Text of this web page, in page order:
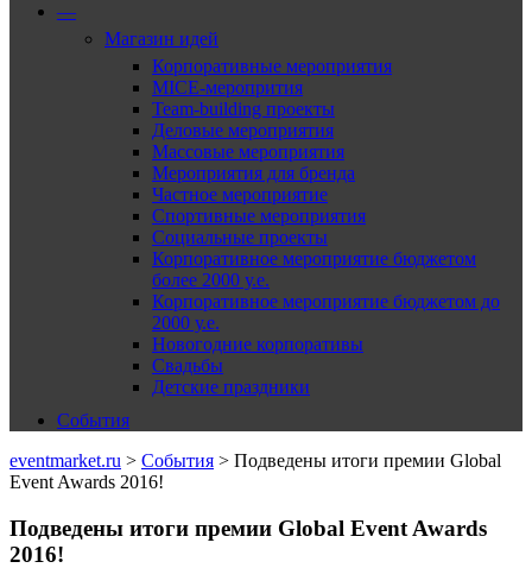
—
Магазин идей
Корпоративные мероприятия
MICE-меропрития
Team-building проекты
Деловые мероприятия
Массовые мероприятия
Мероприятия для бренда
Частное мероприятие
Спортивные мероприятия
Социальные проекты
Корпоративное мероприятие бюджетом
более 2000 у.е.
Корпоративное мероприятие бюджетом до
2000 у.е.
Новогодние корпоративы
Свадьбы
Детские праздники
События
eventmarket.ru > События > Подведены итоги премии Global
Event Awards 2016!
Подведены итоги премии Global Event Awards
2016!